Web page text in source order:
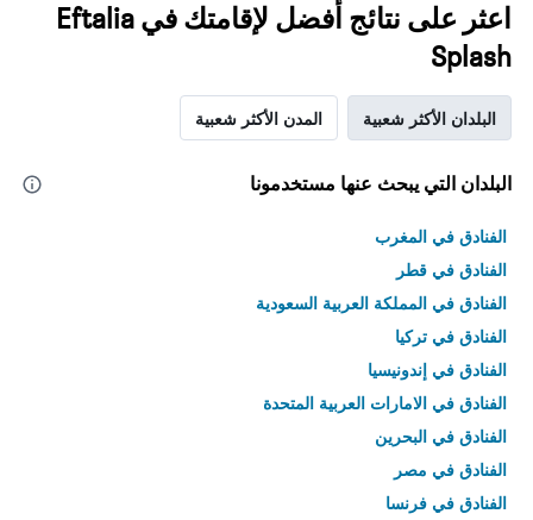
اعثر على نتائج أفضل لإقامتك في Eftalia
Splash
البلدان الأكثر شعبية المدن الأكثر شعبية
البلدان التي يبحث عنها مستخدمونا
الفنادق في المغرب
الفنادق في قطر
الفنادق في المملكة العربية السعودية
الفنادق في تركيا
الفنادق في إندونيسيا
الفنادق في الامارات العربية المتحدة
الفنادق في البحرين
الفنادق في مصر
الفنادق في فرنسا